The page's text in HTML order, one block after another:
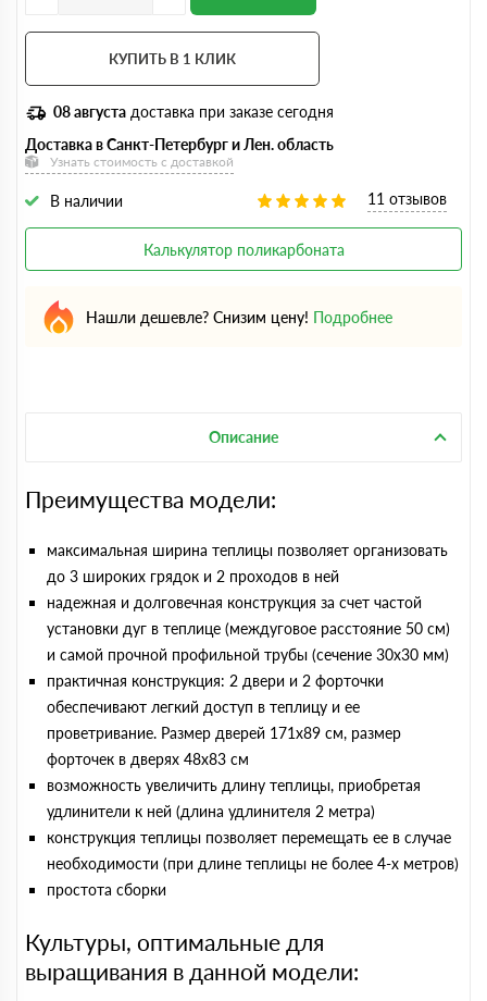
КУПИТЬ В 1 КЛИК
08 августа доставка при заказе сегодня
Доставка в Санкт-Петербург и Лен. область
Узнать стоимость с доставкой
В наличии 11 отзывов
Калькулятор поликарбоната
Нашли дешевле? Снизим цену! Подробнее
Описание
Преимущества модели:
максимальная ширина теплицы позволяет организовать
до 3 широких грядок и 2 проходов в ней
надежная и долговечная конструкция за счет частой
установки дуг в теплице (междуговое расстояние 50 см)
и самой прочной профильной трубы (сечение 30х30 мм)
практичная конструкция: 2 двери и 2 форточки
обеспечивают легкий доступ в теплицу и ее
проветривание. Размер дверей 171х89 cм, размер
форточек в дверях 48х83 см
возможность увеличить длину теплицы, приобретая
удлинители к ней (длина удлинителя 2 метра)
конструкция теплицы позволяет перемещать ее в случае
необходимости (при длине теплицы не более 4-х метров)
простота сборки
Культуры, оптимальные для
выращивания в данной модели: